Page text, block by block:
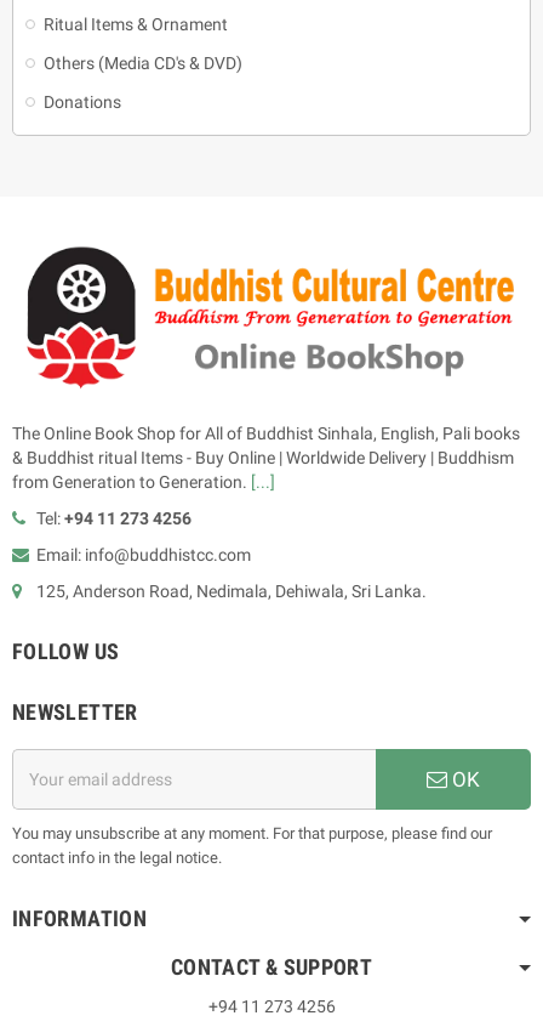
Ritual Items & Ornament
Others (Media CD's & DVD)
Donations
The Online Book Shop for All of Buddhist Sinhala, English, Pali books
& Buddhist ritual Items - Buy Online | Worldwide Delivery | Buddhism
from Generation to Generation. [...]
Tel:+94 11 273 4256
Email: info@buddhistcc.com
125, Anderson Road, Nedimala, Dehiwala, Sri Lanka.
FOLLOW US
NEWSLETTER
OK
You may unsubscribe at any moment. For that purpose, please find our
contact info in the legal notice.
INFORMATION
CONTACT & SUPPORT
+94 11 273 4256